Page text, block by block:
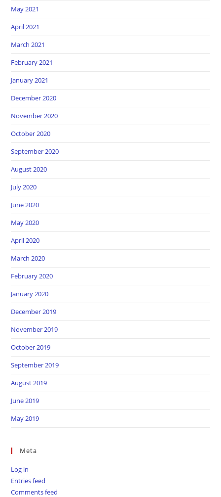
May 2021
April 2021
March 2021
February 2021
January 2021
December 2020
November 2020
October 2020
September 2020
August 2020
July 2020
June 2020
May 2020
April 2020
March 2020
February 2020
January 2020
December 2019
November 2019
October 2019
September 2019
August 2019
June 2019
May 2019
Meta
Log in
Entries feed
Comments feed